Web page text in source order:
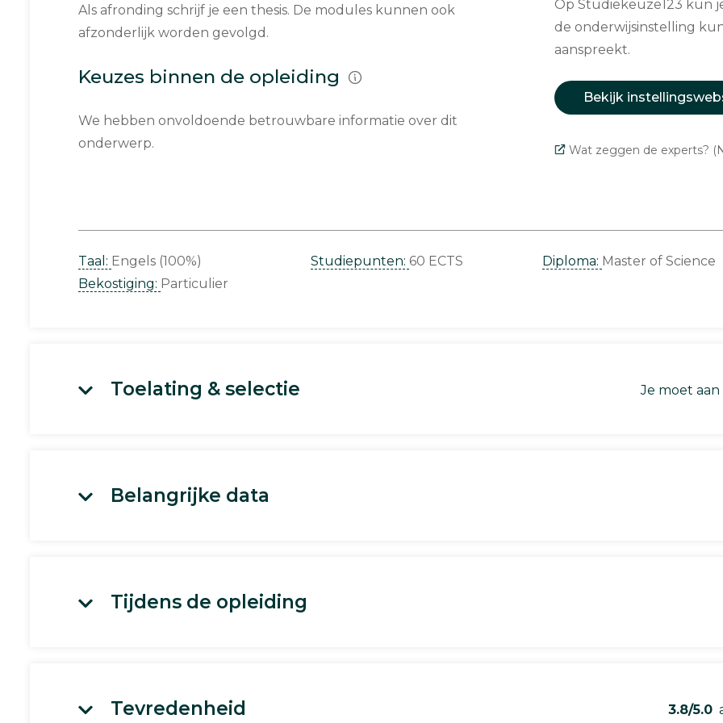
Als afronding schrijf je een thesis. De modules kunnen ook
afzonderlijk worden gevolgd.
Keuzes binnen de opleiding
We hebben onvoldoende betrouwbare informatie over dit
onderwerp.
Op Studiekeuze123 kun
de onderwijsinstelling
aanspreekt.
Bekijk
Wat zeggen de experts?
Taal: Engels (100%)
Bekostiging: Particulier
Studiepunten: 60 ECTS Diploma: Master of Science
Toelating & selectie Je moet
Belangrijke data
Tijdens de opleiding
Tevredenheid 3.8/5.0